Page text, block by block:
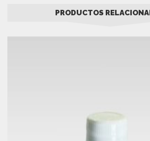
PRODUCTOS